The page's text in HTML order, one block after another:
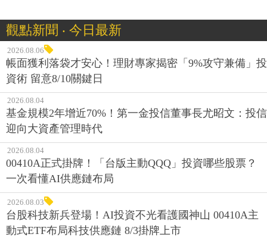
觀點新聞 ‧ 今日最新
2026.08.06
帳面獲利落袋才安心！理財專家揭密「9%攻守兼備」投
資術 留意8/10關鍵日
2026.08.04
基金規模2年增近70%！第一金投信董事長尤昭文：投信
迎向大資產管理時代
2026.08.04
00410A正式掛牌！「台版主動QQQ」投資哪些股票？
一次看懂AI供應鏈布局
2026.08.03
台股科技新兵登場！AI投資不光看護國神山 00410A主
動式ETF布局科技供應鏈 8/3掛牌上市